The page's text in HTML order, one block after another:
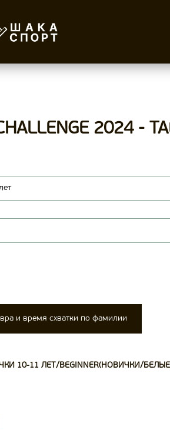
2024 -
и время схватки по фамилии
10-11 ЛЕТ/BEGINNER(НОВИЧКИ/